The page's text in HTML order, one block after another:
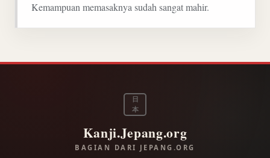
Kemampuan memasaknya sudah sangat mahir.
日
本
Kanji.Jepang.org
BAGIAN DARI JEPANG.ORG